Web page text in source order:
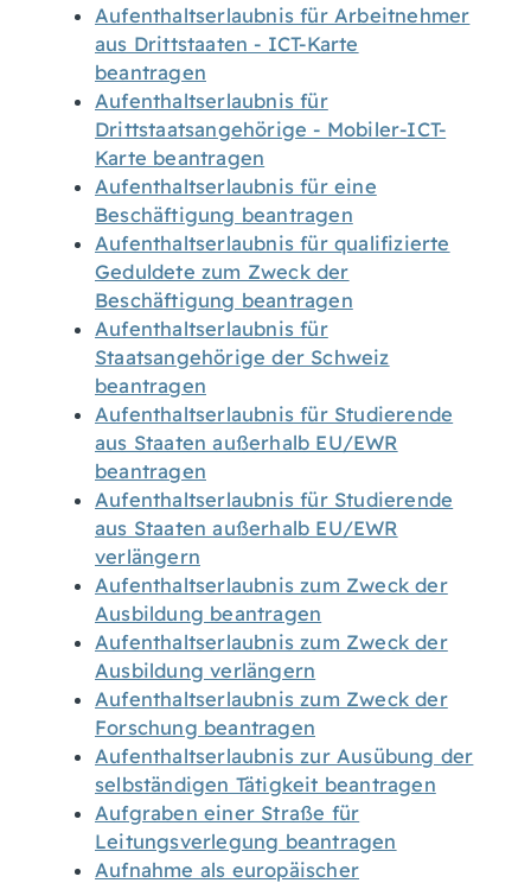
Aufenthaltserlaubnis für Arbeitnehmer
aus Drittstaaten - ICT-Karte
beantragen
Aufenthaltserlaubnis für
Drittstaatsangehörige - Mobiler-ICT-
Karte beantragen
Aufenthaltserlaubnis für eine
Beschäftigung beantragen
Aufenthaltserlaubnis für qualifizierte
Geduldete zum Zweck der
Beschäftigung beantragen
Aufenthaltserlaubnis für
Staatsangehörige der Schweiz
beantragen
Aufenthaltserlaubnis für Studierende
aus Staaten außerhalb EU/EWR
beantragen
Aufenthaltserlaubnis für Studierende
aus Staaten außerhalb EU/EWR
verlängern
Aufenthaltserlaubnis zum Zweck der
Ausbildung beantragen
Aufenthaltserlaubnis zum Zweck der
Ausbildung verlängern
Aufenthaltserlaubnis zum Zweck der
Forschung beantragen
Aufenthaltserlaubnis zur Ausübung der
selbständigen Tätigkeit beantragen
Aufgraben einer Straße für
Leitungsverlegung beantragen
Aufnahme als europäischer